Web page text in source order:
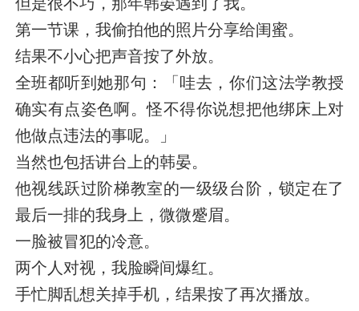
但是很不巧，那年韩晏遇到了我。
第一节课，我偷拍他的照片分享给闺蜜。
结果不小心把声音按了外放。
全班都听到她那句：「哇去，你们这法学教授
确实有点姿色啊。怪不得你说想把他绑床上对
他做点违法的事呢。」
当然也包括讲台上的韩晏。
他视线跃过阶梯教室的一级级台阶，锁定在了
最后一排的我身上，微微蹙眉。
一脸被冒犯的冷意。
两个人对视，我脸瞬间爆红。
手忙脚乱想关掉手机，结果按了再次播放。